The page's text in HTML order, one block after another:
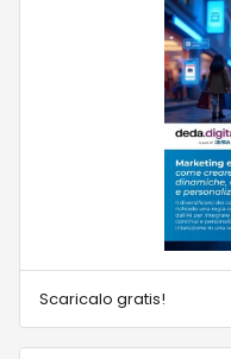
Scaricalo gratis!